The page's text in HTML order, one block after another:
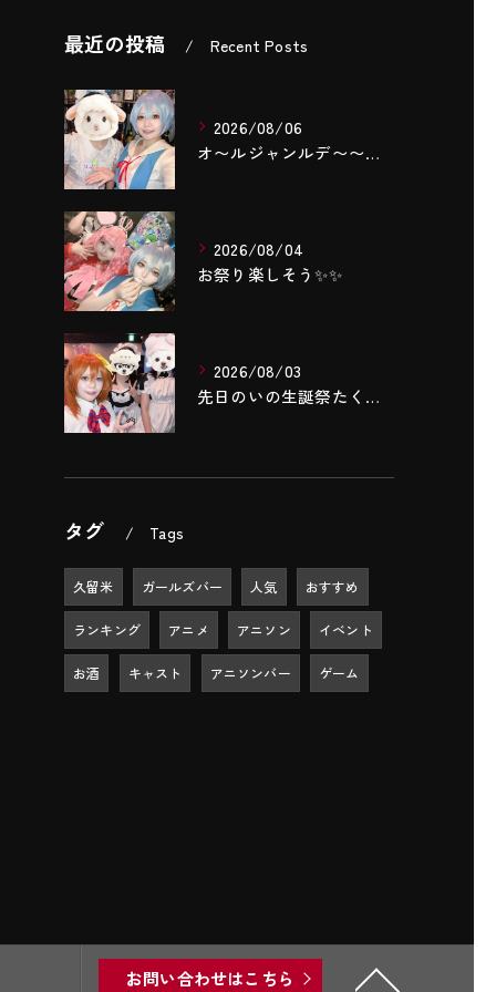
最近の投稿 Recent Posts
2026/08/06
‎オ〜ルジャンルデ〜〜🎤٩(ˊОˋ*)🎶
2026/08/04
お祭り楽しそう✨️✨️
2026/08/03
先日のいの生誕祭たくさんのご来店ありがとうございました‼️🌼...
タグ Tags
久留米 ガールズバー 人気 おすすめ
ランキング アニメ アニソン イベント
お酒 キャスト アニソンバー ゲーム
お問い合わせはこちら